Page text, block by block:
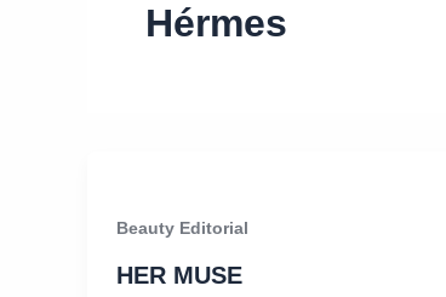
Hérmes
Beauty Editorial
HER MUSE